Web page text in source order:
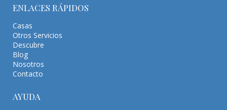
ENLACES RÁPIDOS
Casas
Otros Servicios
Descubre
Blog
Nosotros
Contacto
AYUDA